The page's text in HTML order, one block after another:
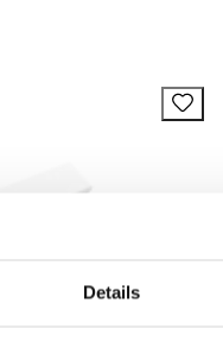
Details